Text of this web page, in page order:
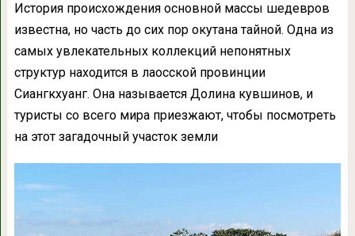
История происхождения основной массы шедевров
известна, но часть до сих пор окутана тайной. Одна из
самых увлекательных коллекций непонятных
структур находится в лаосской провинции
Сиангкхуанг. Она называется Долина кувшинов, и
туристы со всего мира приезжают, чтобы посмотреть
на этот загадочный участок земли